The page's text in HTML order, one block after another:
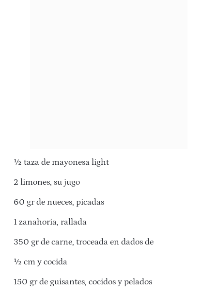
½ taza de mayonesa light
2 limones, su jugo
60 gr de nueces, picadas
1 zanahoria, rallada
350 gr de carne, troceada en dados de
½ cm y cocida
150 gr de guisantes, cocidos y pelados